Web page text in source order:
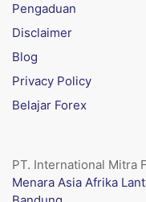
Pengaduan
Disclaimer
Blog
Privacy Policy
Belajar Forex
PT. International Mitra
Menara Asia Afrika